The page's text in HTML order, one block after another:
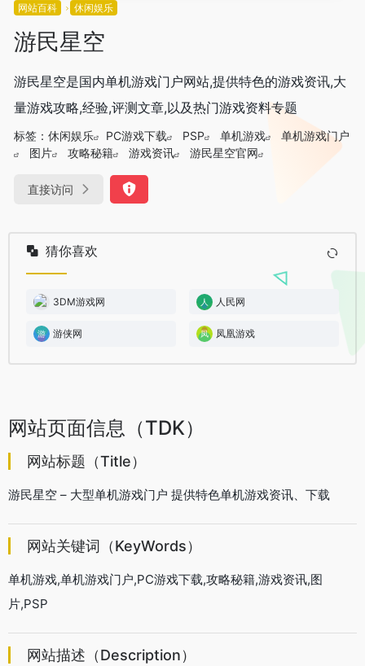
网站百科 休闲娱乐
游民星空
游民星空是国内单机游戏门户网站,提供特色的游戏资讯,大
量游戏攻略,经验,评测文章,以及热门游戏资料专题
标签： 休闲娱乐 PC游戏下载 PSP 单机游戏
单机游戏门户
图片
攻略秘籍 游戏资讯 游民星空官网
直接访问
猜你喜欢
3DM游戏网 人民网
游侠网 凤凰游戏
网站页面信息（TDK）
网站标题（Title）
游民星空 – 大型单机游戏门户 提供特色单机游戏资讯、下载
网站关键词（KeyWords）
单机游戏,单机游戏门户,PC游戏下载,攻略秘籍,游戏资讯,图
片,PSP
网站描述（Description）